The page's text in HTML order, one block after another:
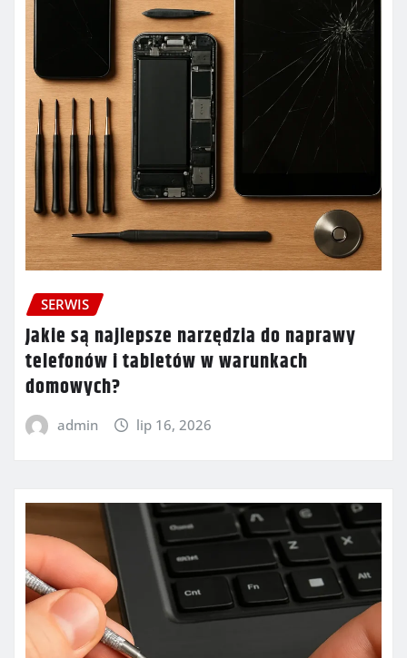
SERWIS
Jakie są najlepsze narzędzia do naprawy
telefonów i tabletów w warunkach
domowych?
admin lip 16, 2026